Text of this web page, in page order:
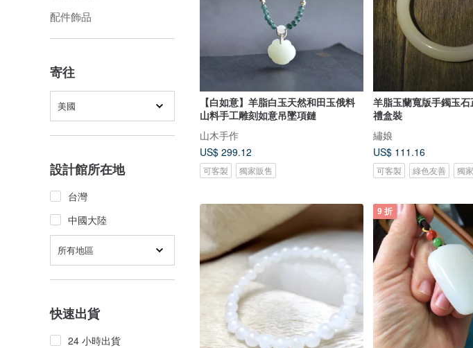
配件飾品
寄往
美國
設計館所在地
台灣
中國大陸
所有地區
快速出貨
24 小時出貨
【白如意】羊脂白玉天然和田玉俄料
山料手工雕刻如意吊墜項鏈
山木手作
US$ 299.12
可客製 獨家販售
羊脂玉蘭寬版手鐲玉
禮盒裝
繡娘
US$ 111.16
可客製 綠色友善 獨
9 折